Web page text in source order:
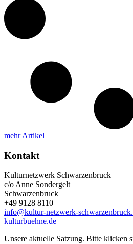
mehr Artikel
Kontakt
Kulturnetzwerk Schwarzenbruck
c/o Anne Sondergelt
Schwarzenbruck
+49 9128 8110
info@kultur-netzwerk-
kulturbuehne.de
Unsere aktuelle Satzung. Bitte klicken